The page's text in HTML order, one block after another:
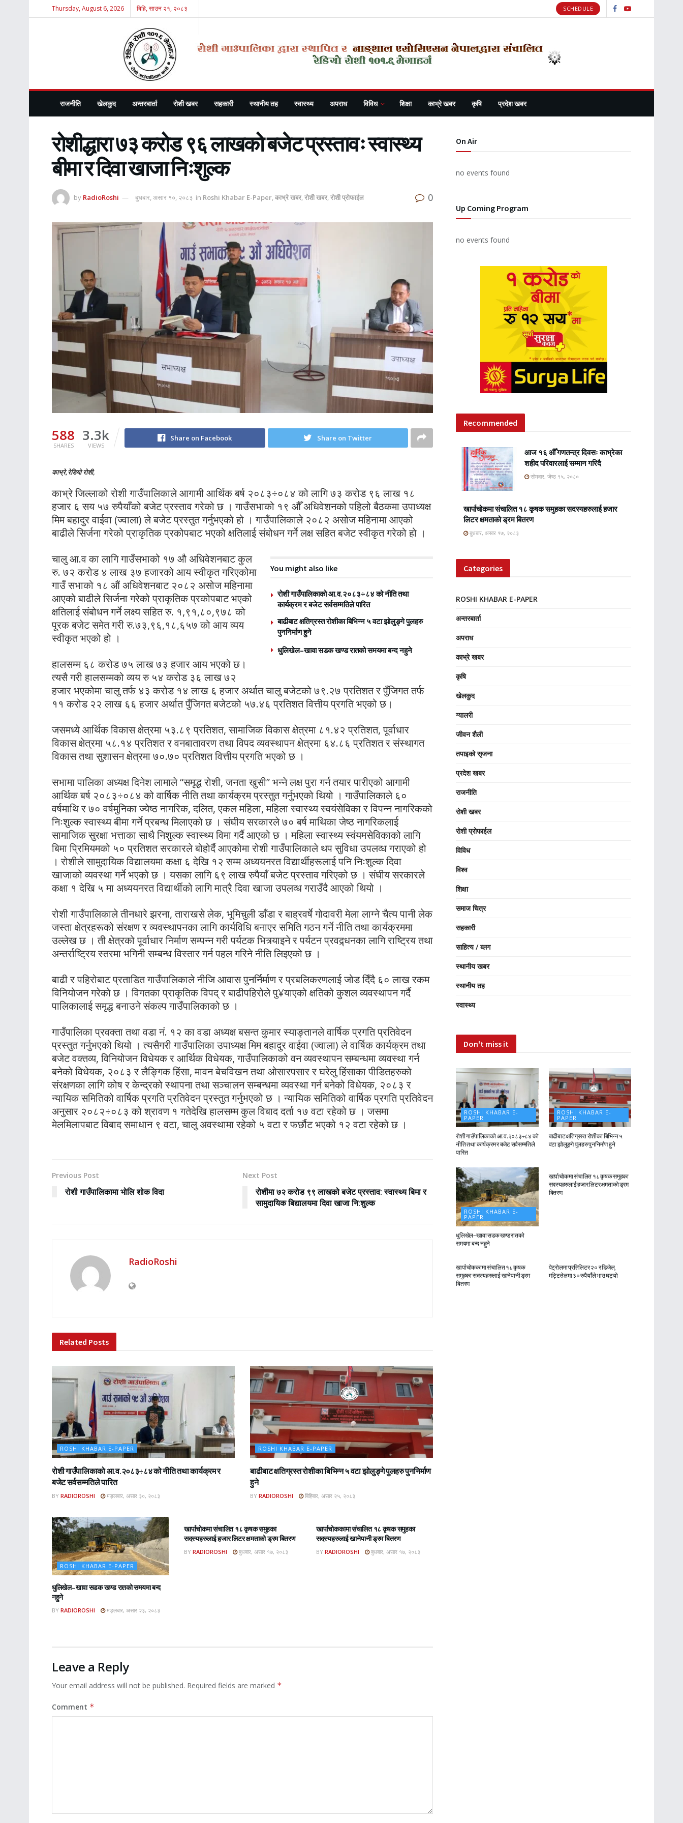
Thursday, August 6, 2026 बिहि, साउन २१, २०८३ SCHEDULE
राजनीति खेलकुद अन्तरबार्ता रोशी खबर सहकारी स्थानीय तह स्वास्थ्य अपराध विविध शिक्षा काभ्रे खबर कृषि प्रदेश खबर
रोशीद्धारा ७३ करोड ९६ लाखको बजेट प्रस्तावः स्वास्थ्य
बीमा र दिवा खाजा निःशुल्क
by RadioRoshi बुधबार, असार १०, २०८३ in Roshi Khabar E-Paper,काभ्रे खबर,रोशी खबर,रोशी प्रोफाईल 0
588
SHARES
3.3k
VIEWS
Share on Facebook Share on Twitter
काभ्रे,रेडियो रोशी,
काभ्रे जिल्लाको रोशी गाउँपालिकाले आगामी आर्थिक बर्ष २०८३÷०८४ को लागि ७३ करोड ९६ लाख १८
हजार ६ सय ५७ रुपैयाँको बजेट प्रस्ताव गरेको छ । गाउँसभाको १९ औँ अधिवेशनको पहिलो बैठकमा उपाध्यक्ष
मिम बहादुर वाईवा (ज्वाला) ले बजेट प्रस्तुत गर्नुभएको हो । गाउँपालिकाले २०८२ असोज महिनामा आएको
बाढीले सिर्जना गरेको प्राकृतिक प्रकोपबाट भएको क्षतिलाई संबोधन गर्ने लक्ष सहित बजेट स्वीकृत गरेको हो ।
You might also like
रोशी गाउँपालिकाको आ.व.२०८३÷८४ को नीति तथा
कार्यक्रम र बजेट सर्वसम्मतिले पारित
बाढीबाट क्षतिग्रस्त रोशीका बिभिन्न ५ वटा झोलुङ्गे पुलहरु
पुननिर्माण हुने
धुलिखेल–खावा सडक खण्ड रातको समयमा बन्द नहुने
चालु आ.व का लागि गाउँसभाको १७ औ अधिवेशनबाट कुल
रु. ७२ करोड ४ लाख ३७ हजारको आय स्वीकृत गरिएकोमा
गाउँ सभाको १८ औं अधिवेशनबाट २०८२ असोज महिनामा
आएको बाढीले सिर्जना गरेको प्राकृतिक प्रकोपबाट भएको
क्षतिलाई संबोधन गर्ने लक्ष्य सहित रु. १,९१,८०,९७८ को
पूरक बजेट समेत गरी रु.७३,९६,१८,६५७ को आय व्यय
स्वीकृत भएको हो ।
हालसम्म ६८ करोड ७५ लाख ७३ हजार आय भएको छ।
त्यसै गरी हालसम्मको व्यय रु ५४ करोड ३६ लाख ७२
हजार भएकोमा चालु तर्फ ४३ करोड १४ लाख ६ हजार अर्थात चालु बजेटको ७९.२७ प्रतिशत र पुँजिगत तर्फ
११ करोड २२ लाख ६६ हजार अर्थात पुँजिगत बजेटको ५७.४६ प्रतिशत वित्तीय प्रगति भएको छ।
जसमध्ये आर्थिक विकास क्षेत्रमा ५३.८९ प्रतिशत, सामाजिक विकास क्षेत्रमा ८१.४२ प्रतिशत, पूर्वाधार
विकास क्षेत्रमा ५८.१४ प्रतिशत र वनबातावरण तथा विपद व्यवस्थापन क्षेत्रमा ६४.८६ प्रतिशत र संस्थागत
विकास तथा सुशासन क्षेत्रमा ७०.७० प्रतिशत वित्तीय प्रगति भएको छ ।
सभामा पालिका अध्यक्ष दिनेश लामाले “समृद्ध रोशी, जनता खुसी” भन्ने लक्ष पुरा गर्न तयार पारीएको आगामी
आर्थिक बर्ष २०८३÷०८४ को वार्षिक नीति तथा कार्यक्रम प्रस्तुत गर्नुभएको थियो । गाउँपालिकाले ६०
वर्षमाथि र ७० वर्षमुनिका ज्येष्ठ नागरिक, दलित, एकल महिला, महिला स्वास्थ्य स्वयंसेविका र विपन्न नागरिकको
निःशुल्क स्वास्थ्य बीमा गर्ने प्रबन्ध मिलाएको छ । संघीय सरकारले ७० बर्ष माथिका जेष्ठ नागरिकलाई
सामाजिक सुरक्षा भत्ताका साथै निशुल्क स्वास्थ्य विमा गर्दै आएको छ । महिला स्वास्थ्य स्वंयमसेविकाको लागि
बिमा प्रिमियमको ५० प्रतिशत सरकारले बोहोर्दै आएकोमा रोशी गाउँपालिकाले थप सुविधा उपलव्ध गराएको हो
। रोशीले सामुदायिक विद्यालयमा कक्षा ६ देखि १२ सम्म अध्ययनरत विद्यार्थीहरूलाई पनि निःशुल्क दिवा
खाजाको व्यवस्था गर्ने भएको छ । यसका लागि ६९ लाख रुपैयाँ बजेट प्रस्ताव गरिएको छ । संघीय सरकारले
कक्षा १ देखि ५ मा अध्ययनरत विद्यार्थीको लागि मात्रै दिवा खाजा उपलव्ध गराउँदै आएको थियो ।
रोशी गाउँपालिकाले तीनधारे झरना, ताराखसे लेक, भूमिचुली डाँडा र बाह्रवर्षे गोदावरी मेला लाग्ने चैत्य पानी लेक
जस्ता क्षेत्रहरूको संरक्षण र व्यवस्थापनका लागि कार्यविधि बनाएर समिति गठन गर्ने नीति तथा कार्यक्रममा
उल्लेख छ । ती क्षेत्रको पूर्वाधार निर्माण सम्पन्न गरी पर्यटक भित्र्याइने र पर्यटन प्रवद्र्धनका लागि राष्ट्रिय तथा
अन्तर्राष्ट्रिय स्तरमा भगिनी सम्बन्ध विस्तार गर्न पहल गरिने नीति लिइएको छ ।
बाढी र पहिरोबाट प्रताडित गाउँपालिकाले नीजि आवास पुनर्निर्माण र प्रबलिकरणलाई जोड दिँदै ६० लाख रकम
विनियोजन गरेको छ । विगतका प्राकृतिक विपद् र बाढीपहिरोले पु¥याएको क्षतिको कुशल व्यवस्थापन गर्दै
पालिकालाई समृद्ध बनाउने संकल्प गाउँपालिकाको छ ।
गाउँपालिका प्रवक्ता तथा वडा नं. १२ का वडा अध्यक्ष बसन्त कुमार स्याङ्तानले वार्षिक प्रगति प्रतिवेदन
प्रस्तुत गर्नुभएको थियो । त्यसैगरी गाउँपालिका उपाध्यक्ष मिम बहादुर वाईवा (ज्वाला) ले वार्षिक कार्यक्रम तथा
बजेट वक्तव्य, विनियोजन विधेयक र आर्थिक विधेयक, गाउँपालिकाको वन व्यवस्थापन सम्बन्धमा व्यवस्था गर्न
बनेको विधेयक, २०८३ र लैङ्गिक हिंसा, मावन बेचविखन तथा ओसारपसार र घरेलु हिंसाका पीडितहरुको
संरक्षणका लागि कोष र केन्द्रको स्थापना तथा सञ्चालन सम्बन्धमा व्यवस्था गर्न बनेको विधेयक, २०८३ र
न्यायिक समितिको वार्षिक प्रगति प्रतिवेदन प्रस्तुत गर्नुभएको छ । न्यायिक समितिको वार्षिक प्रगति प्रतिवेदन
अनुसार २०८२÷०८३ को श्रावण १ गतेदेखि हालसम्म कुल विबाद दर्ता १७ वटा रहेको छ । जसमा
मेलमिलापबाट विबाद समाधान ९ वटा, चालु अवस्थामा रहेको ५ वटा र फर्छौट भएको १२ वटा रहेको छ ।
Previous Post
रोशी गाउँपालिकामा भोलि शोक विदा
Next Post
रोशीमा ७२ करोड ९९ लाखको बजेट प्रस्ताव: स्वास्थ्य बिमा र
सामुदायिक बिद्यालयमा दिवा खाजा नि:शुल्क
RadioRoshi
Related Posts
ROSHI KHABAR E-PAPER
रोशी गाउँपालिकाको आ.व.२०८३÷८४ को नीति तथा कार्यक्रम र
बजेट सर्वसम्मतिले पारित
BY RADIOROSHI मङ्लबार, असार ३०, २०८३
ROSHI KHABAR E-PAPER
बाढीबाट क्षतिग्रस्त रोशीका बिभिन्न ५ वटा झोलुङ्गे पुलहरु पुननिर्माण
हुने
BY RADIOROSHI बिहिबार, असार २५, २०८३
ROSHI KHABAR E-PAPER
धुलिखेल–खावा सडक खण्ड रातको समयमा बन्द
नहुने
BY RADIOROSHI मङ्लबार, असार २३, २०८३
खार्पाचोकमा संचालित १८ कृषक समुहका
सदस्यहरुलाई हजार लिटर क्षमताको ड्रम बितरण
BY RADIOROSHI बुधबार, असार १७, २०८३
खार्पाचोककामा संचालित १८ कृषक समुहका
सदस्यहरुलाई खानेपानी ड्रम बितरण
BY RADIOROSHI बुधबार, असार १७, २०८३
Leave a Reply
Your email address will not be published. Required fields are marked *
Comment *
On Air
no events found
Up Coming Program
no events found
Recommended
आज १६ औँ गणतन्त्र दिवसः काभ्रेका
शहीद परिवारलाई सम्मान गरिदै
सोमवार, जेष्ठ १५, २०८०
खार्पाचोकमा संचालित १८ कृषक समुहका सदस्यहरुलाई हजार
लिटर क्षमताको ड्रम बितरण
बुधबार, असार १७, २०८३
Categories
ROSHI KHABAR E-PAPER
अन्तरबार्ता
अपराध
काभ्रे खबर
कृषि
खेलकुद
ग्यालरी
जीवन शैली
तपाइको सृजना
प्रदेश खबर
राजनीति
रोशी खबर
रोशी प्रोफाईल
विविध
विश्व
शिक्षा
समाज चित्र
सहकारी
साहित्य / ब्लग
स्थानीय खबर
स्थानीय तह
स्वास्थ्य
Don't miss it
ROSHI KHABAR E-
PAPER
रोशी गाउँपालिकाको आ.व.२०८३÷८४ को
नीति तथा कार्यक्रम र बजेट सर्वसम्मतिले
पारित
ROSHI KHABAR E-
PAPER
बाढीबाट क्षतिग्रस्त रोशीका बिभिन्न ५
वटा झोलुङ्गे पुलहरु पुननिर्माण हुने
ROSHI KHABAR E-
PAPER
धुलिखेल–खावा सडक खण्ड रातको
समयमा बन्द नहुने
खार्पाचोकमा संचालित १८ कृषक समुहका
सदस्यहरुलाई हजार लिटर क्षमताको ड्रम
बितरण
ROSHI KHABAR E-
खार्पाचोककामा संचालित १८ कृषक
समुहका सदस्यहरुलाई खानेपानी ड्रम
बितरण
पेट्रोलमा प्रतिलिटर २० र डिजेल,
मट्टितेलमा ३० रुपैयाँले भाउ घट्यो